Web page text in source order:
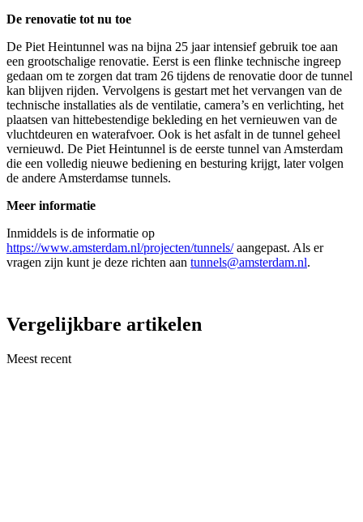
De renovatie tot nu toe
De Piet Heintunnel was na bijna 25 jaar intensief gebruik toe aan
een grootschalige renovatie. Eerst is een flinke technische ingreep
gedaan om te zorgen dat tram 26 tijdens de renovatie door de tunnel
kan blijven rijden. Vervolgens is gestart met het vervangen van de
technische installaties als de ventilatie, camera’s en verlichting, het
plaatsen van hittebestendige bekleding en het vernieuwen van de
vluchtdeuren en waterafvoer. Ook is het asfalt in de tunnel geheel
vernieuwd. De Piet Heintunnel is de eerste tunnel van Amsterdam
die een volledig nieuwe bediening en besturing krijgt, later volgen
de andere Amsterdamse tunnels.
Meer informatie
Inmiddels is de informatie op
https://www.amsterdam.nl/projecten/tunnels/aangepast. Als er
vragen zijn kunt je deze richten aan tunnels@amsterdam.nl.
Vergelijkbare artikelen
Meest recent